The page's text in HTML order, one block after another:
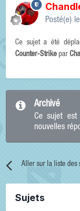
Posté(e)
Ce sujet a été
Counter-Strike par
Archivé
Ce sujet est
nouvelles
Aller sur la liste des
Sujets